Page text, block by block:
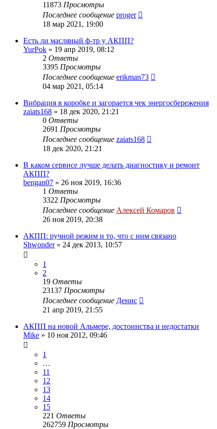
11873 Просмотры
Последнее сообщение proger
18 мар 2021, 19:00
Есть ли масляный ф-тр у АКПП?
YurPok » 19 апр 2019, 08:12
2 Ответы
3395 Просмотры
Последнее сообщение erikman73
04 мар 2021, 05:14
Вибрация в коробке и загорается чек энергосбережения
zaiats168 » 18 дек 2020, 21:21
0 Ответы
2691 Просмотры
Последнее сообщение zaiats168
18 дек 2020, 21:21
В каком сервисе лучше делать диагностику и ремонт
АКПП?
bengan07 » 26 ноя 2019, 16:36
1 Ответы
3322 Просмотры
Последнее сообщение Алексей Комаров
26 ноя 2019, 20:38
АКПП: ручной режим и то, что с ним связано
Shwonder» 24 дек 2013, 10:57
1
2
19 Ответы
23137 Просмотры
Последнее сообщение Денис
21 апр 2019, 21:55
АКПП на новой Альмере, достоинства и недостатки
Mike » 10 ноя 2012, 09:46
1
…
11
12
13
14
15
221 Ответы
262759 Просмотры